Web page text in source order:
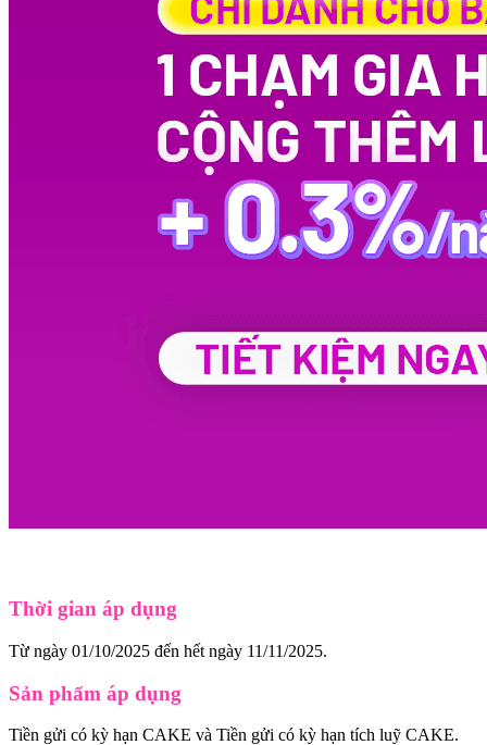
Thời gian áp dụng
Từ ngày 01/10/2025 đến hết ngày 11/11/2025.
Sản phẩm áp dụng
Tiền gửi có kỳ hạn CAKE và Tiền gửi có kỳ hạn tích luỹ CAKE.